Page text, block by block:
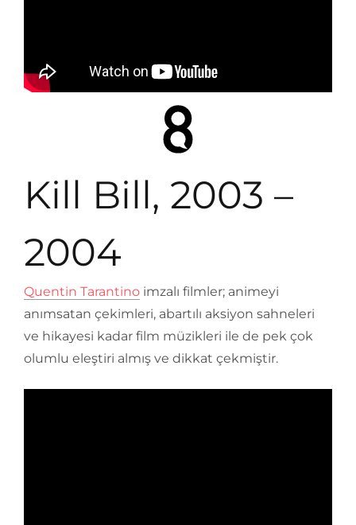
Kill Bill, 2003 –
2004
Quentin Tarantino imzalı filmler; animeyi
anımsatan çekimleri, abartılı aksiyon sahneleri
ve hikayesi kadar film müzikleri ile de pek çok
olumlu eleştiri almış ve dikkat çekmiştir.